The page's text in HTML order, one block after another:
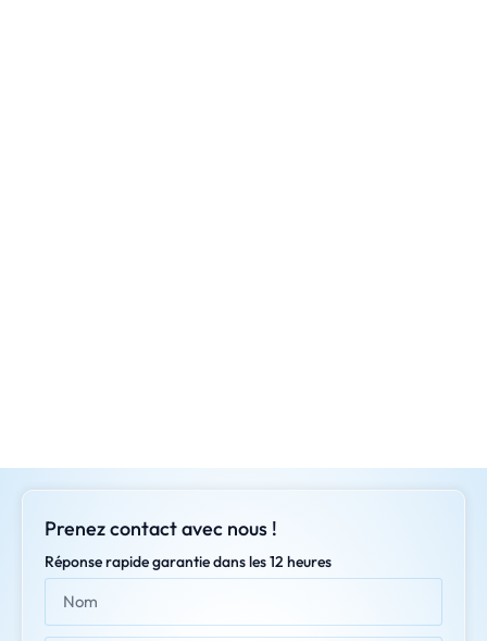
Prenez contact avec nous !
Réponse rapide garantie dans les 12 heures